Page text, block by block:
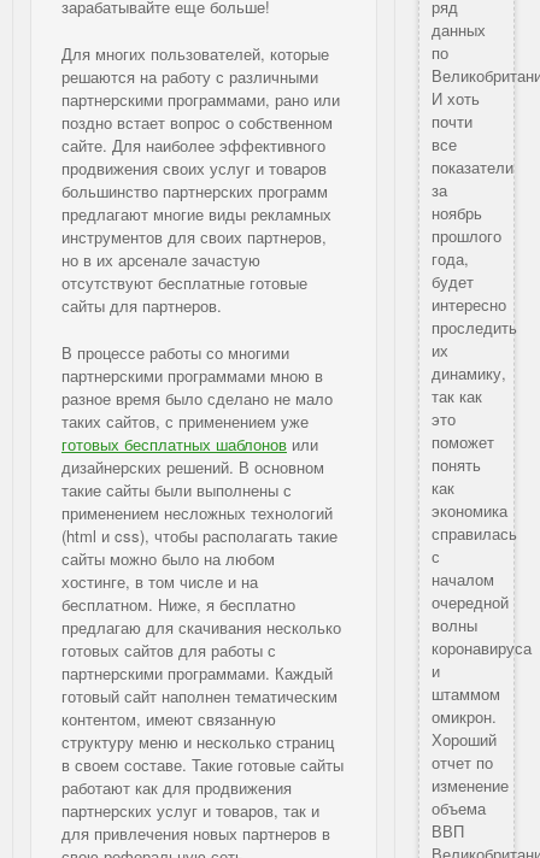
зарабатывайте еще больше!
Для многих пользователей, которые
решаются на работу с различными
партнерскими программами, рано или
поздно встает вопрос о собственном
сайте. Для наиболее эффективного
продвижения своих услуг и товаров
большинство партнерских программ
предлагают многие виды рекламных
инструментов для своих партнеров,
но в их арсенале зачастую
отсутствуют бесплатные готовые
сайты для партнеров.
В процессе работы со многими
партнерскими программами мною в
разное время было сделано не мало
таких сайтов, с применением уже
готовых бесплатных шаблонов или
дизайнерских решений. В основном
такие сайты были выполнены с
применением несложных технологий
(html и css), чтобы располагать такие
сайты можно было на любом
хостинге, в том числе и на
бесплатном. Ниже, я бесплатно
предлагаю для скачивания несколько
готовых сайтов для работы с
партнерскими программами. Каждый
готовый сайт наполнен тематическим
контентом, имеют связанную
структуру меню и несколько страниц
в своем составе. Такие готовые сайты
работают как для продвижения
партнерских услуг и товаров, так и
для привлечения новых партнеров в
ряд
данных
по
И хоть
почти
все
показатели
за
ноябрь
прошлого
года,
будет
интересно
проследить
их
динамику,
так как
это
поможет
понять
как
экономика
справилась
с
началом
очередной
волны
коронавируса
и
штаммом
омикрон.
Хороший
отчет по
изменение
объема
ВВП